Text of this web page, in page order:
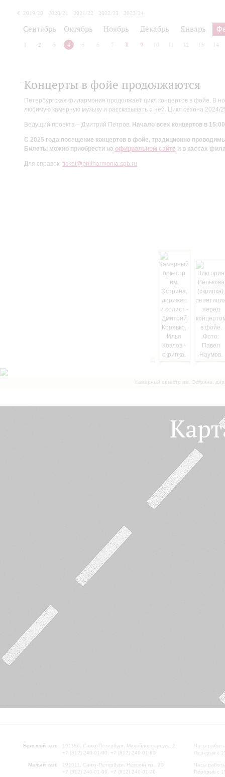
2019/20 2020/21 2021/22 2022/23
2023/24
Сентябрь Октябрь Ноябрь Декабрь Январь
1 2 3 4 5 6 7 8 9 10 12 13 14
Концерты в фойе продолжаются
Петербургская филармония продолжает цикл концертов в фойе. В
любимую камерную музыку и рассказывать о ней. Цикл сезона
Ведущий проекта – Дмитрий Петров. Начало всех концертов в
С 2025 года посещение концертов в фойе, традиционно
Билеты можно приобрести на официальном сайте и в кассах
Для справок: ticket@philharmonia.spb.ru
Камерный оркестр им. Эстрина,
Большой зал:
191186, Санкт-Петербург, Михайловская ул., 2
+7 (812) 240-01-00, +7 (812) 240-01-80
Малый зал:
191011, Санкт-Петербург, Невский пр., 30
+7 (812) 240-01-00, +7 (812) 240-01-70
Часы
Перерыв с
Часы
Перерыв с